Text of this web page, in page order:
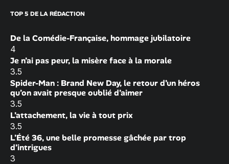
TOP 5 DE LA RÉDACTION
De la Comédie-Française, hommage jubilatoire
4
Je n’ai pas peur, la misère face à la morale
3.5
Spider-Man : Brand New Day, le retour d’un héros
qu’on avait presque oublié d’aimer
3.5
L’attachement, la vie à tout prix
3.5
L’Été 36, une belle promesse gâchée par trop
d’intrigues
3